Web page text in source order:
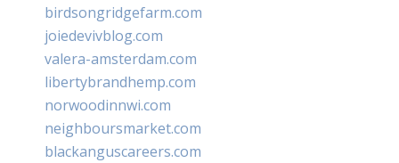
birdsongridgefarm.com
joiedevivblog.com
valera-amsterdam.com
libertybrandhemp.com
norwoodinnwi.com
neighboursmarket.com
blackanguscareers.com